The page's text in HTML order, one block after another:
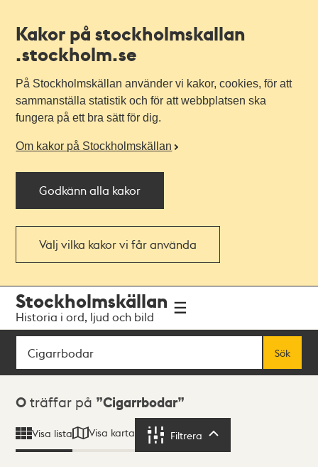
Kakor på stockholmskallan
.stockholm.se
På Stockholmskällan använder vi kakor, cookies, för att
sammanställa statistik och för att webbplatsen ska
fungera på ett bra sätt för dig.
Om kakor på Stockholmskällan
Godkänn alla kakor
Välj vilka kakor vi får använda
navigationen
huvudinnehållet
Stockholmskällan
Historia i ord, ljud och bild
Sök
Sök
Sökresultat
0 träffar på Cigarrbodar
Visa lista Visa karta Filtrera